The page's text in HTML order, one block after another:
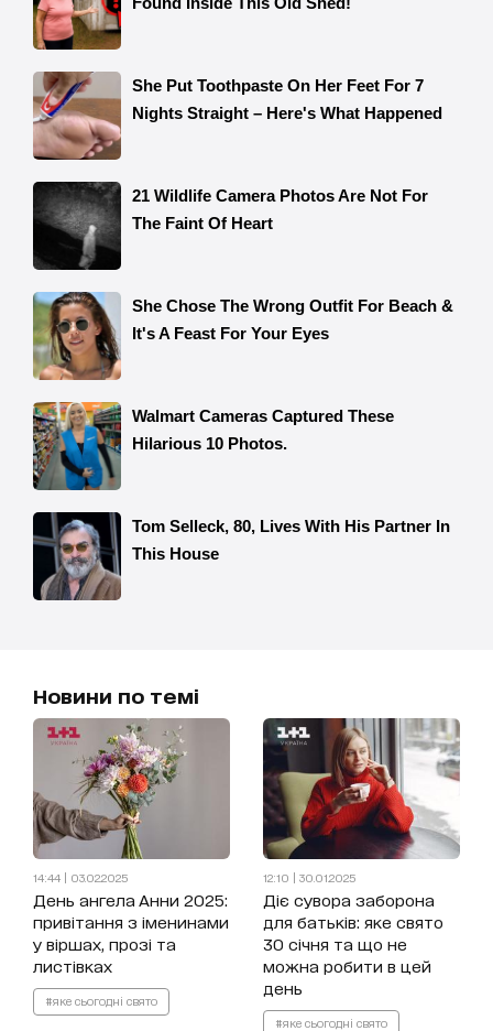
Новини по темі
14:44 | 03.02.2025
День ангела Анни 2025:
привітання з іменинами
у віршах, прозі та
листівках
#яке сьогодні свято
12:10 | 30.01.2025
Діє сувора заборона
для батьків: яке свято
30 січня та що не
можна робити в цей
день
#яке сьогодні свято